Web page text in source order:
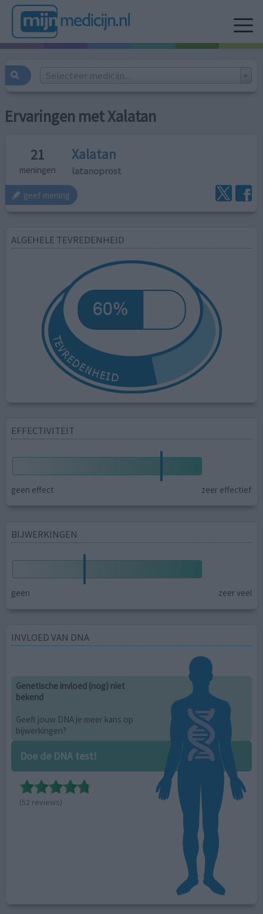
Selecteer medicijn...
Ervaringen met Xalatan
21
meningen
Xalatan
latanoprost
geef mening
ALGEHELE TEVREDENHEID
EFFECTIVITEIT
geen effect zeer effectief
BIJWERKINGEN
geen zeer veel
INVLOED VAN DNA
Genetische invloed (nog) niet
bekend
Geeft jouw DNA je meer kans op
bijwerkingen?
Doe de DNA test!
(52 reviews)